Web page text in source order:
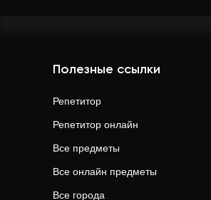
Полезные ссылки
Репетитор
Репетитор онлайн
Все предметы
Все онлайн предметы
Все города